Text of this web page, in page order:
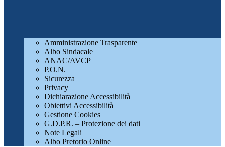
Amministrazione Trasparente
Albo Sindacale
ANAC/AVCP
P.O.N.
Sicurezza
Privacy
Dichiarazione Accessibilità
Obiettivi Accessibilità
Gestione Cookies
G.D.P.R. – Protezione dei dati
Note Legali
Albo Pretorio Online